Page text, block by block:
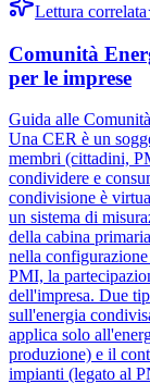
Lettura correlata
Comunità
per le imprese
Guida alle
Una CER è un
membri (cittadini,
condividere e
condivisione è
un sistema di
della cabina
nella
PMI, la
dell'impresa. Due
sull'energia
applica solo
produzione) e il
impianti (legato al